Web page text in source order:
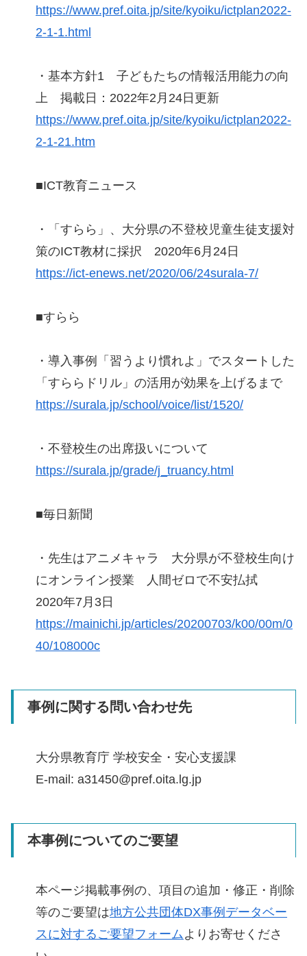
https://www.pref.oita.jp/site/kyoiku/ictplan2022-
2-1-1.html
・基本方針1 子どもたちの情報活用能力の向
上 掲載日：2022年2月24日更新
https://www.pref.oita.jp/site/kyoiku/ictplan2022-
2-1-21.htm
■ICT教育ニュース
・「すらら」、大分県の不登校児童生徒支援対
策のICT教材に採択 2020年6月24日
https://ict-enews.net/2020/06/24surala-7/
■すらら
・導入事例「習うより慣れよ」でスタートした
「すららドリル」の活用が効果を上げるまで
https://surala.jp/school/voice/list/1520/
・不登校生の出席扱いについて
https://surala.jp/grade/j_truancy.html
■毎日新聞
・先生はアニメキャラ 大分県が不登校生向け
にオンライン授業 人間ゼロで不安払拭
2020年7月3日
https://mainichi.jp/articles/20200703/k00/00m/0
40/108000c
事例に関する問い合わせ先
大分県教育庁 学校安全・安心支援課
E-mail: a31450@pref.oita.lg.jp
本事例についてのご要望
本ページ掲載事例の、項目の追加・修正・削除
等のご要望は地方公共団体DX事例データベー
スに対するご要望フォーム よりお寄せくださ